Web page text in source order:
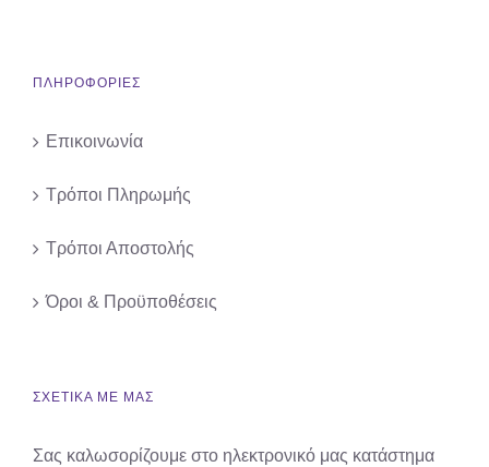
ΠΛΗΡΟΦΟΡΙΕΣ
Επικοινωνία
Τρόποι Πληρωμής
Τρόποι Αποστολής
Όροι & Προϋποθέσεις
ΣΧΕΤΙΚΑ ΜΕ ΜΑΣ
Σας καλωσορίζουμε στο ηλεκτρονικό μας κατάστημα